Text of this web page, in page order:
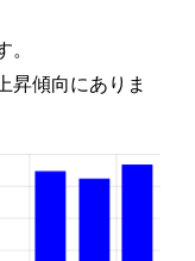
昇傾向にありま